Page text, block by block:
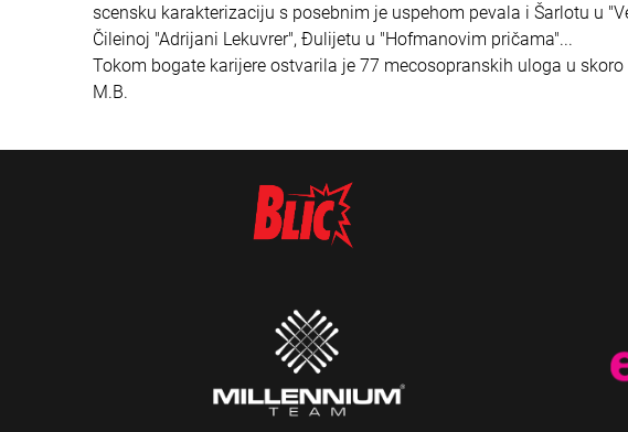
scensku karakterizaciju s posebnim je uspehom pevala i Šarlotu u
Čileinoj "Adrijani Lekuvrer", Đulijetu u "Hofmanovim pričama"...
Tokom bogate karijere ostvarila je 77 mecosopranskih uloga u
M.B.